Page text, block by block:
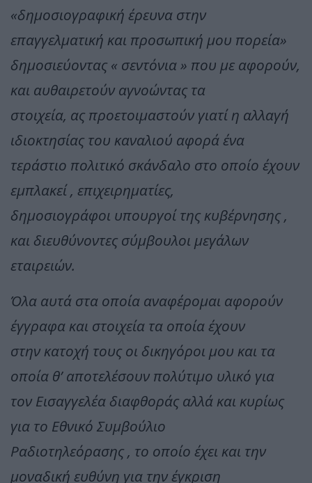
«δημοσιογραφική έρευνα στην
επαγγελματική και προσωπική μου πορεία»
δημοσιεύοντας « σεντόνια » που με αφορούν,
και αυθαιρετούν αγνοώντας τα
στοιχεία, ας προετοιμαστούν γιατί η αλλαγή
ιδιοκτησίας του καναλιού αφορά ένα
τεράστιο πολιτικό σκάνδαλο στο οποίο έχουν
εμπλακεί , επιχειρηματίες,
δημοσιογράφοι υπουργοί της κυβέρνησης ,
και διευθύνοντες σύμβουλοι μεγάλων
εταιρειών.
Όλα αυτά στα οποία αναφέρομαι αφορούν
έγγραφα και στοιχεία τα οποία έχουν
στην κατοχή τους οι δικηγόροι μου και τα
οποία θ’ αποτελέσουν πολύτιμο υλικό για
τον Εισαγγελέα διαφθοράς αλλά και κυρίως
για το Εθνικό Συμβούλιο
Ραδιοτηλεόρασης , το οποίο έχει και την
μοναδική ευθύνη για την έγκριση